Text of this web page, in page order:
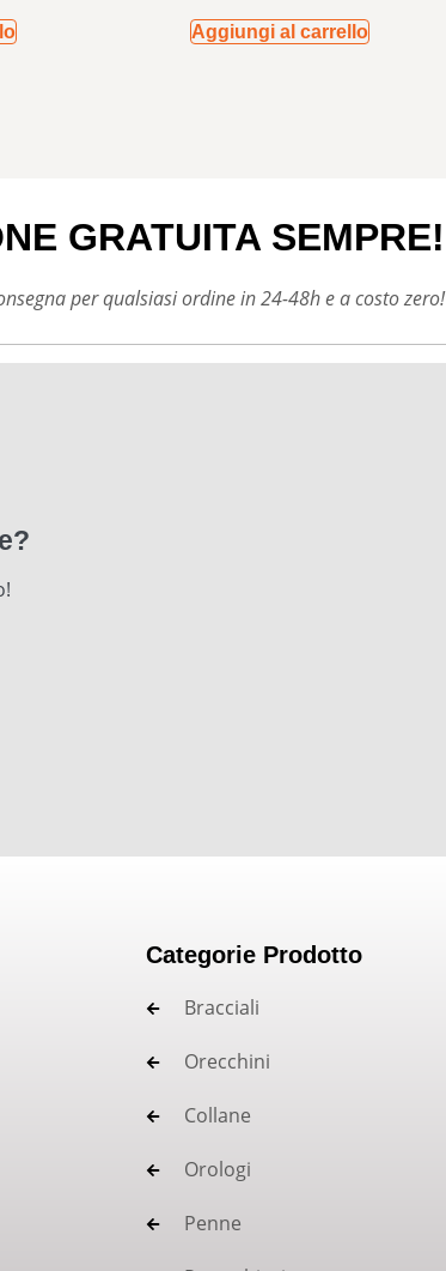
Aggiungi al carrello
GRATUITA SEMPRE!
per qualsiasi ordine in 24-48h e a costo zero!
Categorie Prodotto
Bracciali
Orecchini
Collane
Orologi
Penne